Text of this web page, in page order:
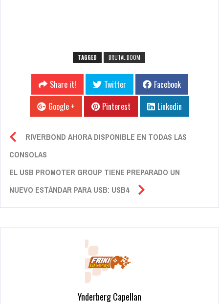
TAGGED BRUTAL DOOM
Share it! Twitter
Facebook
Google +
Pinterest Linkedin
RIVERBOND AHORA DISPONIBLE EN TODAS LAS
CONSOLAS
EL USB PROMOTER GROUP TIENE PREPARADO UN
NUEVO ESTÁNDAR PARA USB: USB4
Ynderberg Capellan